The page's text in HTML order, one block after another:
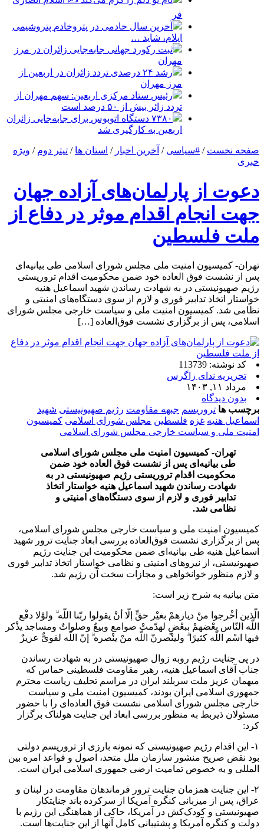
فر
آخرین سال خادمی در پتروخادم پتروشیمی
ایلام، شاید …
ثبت رکورد جهانی جابه‌جایی زائران در مرز
مهران
رشد ۲۴ درصدی تردد زائران در اربعین از
مرز مهران
رئیس ستاد مرکزی اربعین: سهم مهران از
تردد زائر بیش از ۵۰ درصد است
۷۳۸۰ دستگاه اتوبوس برای جابه‌جایی زائران
اربعین به‌ کارگیری شد
صفحه نخست / #سیاسی / آخرین اخبار / استان ها / تیتر دوم / ویژه
خبری
دعوت از پارلمان‌های آزاده جهان
جهت انجام اقدام موثر در دفاع از
ملت فلسطین
تهران- کمیسیون امنیت ملی مجلس شورای اسلامی طی بیانیه‌ای
پس از نشست فوق ‌العاده خود ضمن محکومیت اقدام تروریستی
رژیم صهیونیستی در به شهادت رساندن شهید اسماعیل هنیه
خواستار اتخاذ تدابیر فوری و لازم از سوی دستگاه‌های امنیتی و
نظامی شد. کمیسیون امنیت ملی و سیاست خارجی مجلس شورای
اسلامی، پس از برگزاری نشست فوق‌العاده […]
کد نوشته: 113739
تحریریه ندای زاگرس
مرداد ۱۱, ۱۴۰۳
بدون دیدگاه
برچسب ها تروریسم جبهه مقاومت رژیم صهیونیستی شهید
اسماعیل هنیه غزه فلسطین مجلس شورای اسلامی کمیسیون
امنیت ملی و سیاست خارجی مجلس شورای اسلامی
تهران- کمیسیون امنیت ملی مجلس شورای اسلامی
طی بیانیه‌ای پس از نشست فوق ‌العاده خود ضمن
محکومیت اقدام تروریستی رژیم صهیونیستی در به
شهادت رساندن شهید اسماعیل هنیه خواستار اتخاذ
تدابیر فوری و لازم از سوی دستگاه‌های امنیتی و
نظامی شد.
کمیسیون امنیت ملی و سیاست خارجی مجلس شورای اسلامی،
پس از برگزاری نشست فوق‌العاده بررسی ابعاد جنایت ترور شهید
اسماعیل هنیه طی بیانیه‌ای ضمن محکومیت این جنایت رژیم
صهیونیستی، از نیروهای امنیتی و نظامی خواستار اتخاذ تدابیر فوری
و لازم منظور خوانخواهی و مجازات سخت آن رژیم شد.
متن بیانیه به شرح زیر است:
الّذین أخْرجوا منْ دیارهمْ بغیْر حقٍّ إلّا أنْ یقولوا ربّنا اللّه ۗ ولوْلا دفْع
اللّه النّاس بعْضهمْ ببعْضٍ لهدّمتْ صوامع وبیعٌ وصلواتٌ ومساجد یذْکر
فیها اسْم اللّه کثیرًا ۗ ولینْصرنّ اللّه منْ ینْصره ۗ إنّ اللّه لقویٌّ عزیزٌ
در پی جنایت رژیم روبه زوال صهیونیستی در به شهادت رساندن
جناب آقای اسماعیل هنیه، رهبر مقاومت فلسطینی حماس که
میهمان عزیز ملت سربلند ایران در مراسم تحلیف ریاست محترم
جمهوری اسلامی ایران بودند، کمیسیون امنیت ملی و سیاست
خارجی مجلس شورای اسلامی نشست فوق العاده‌ای را با حضور
مسئولان ذیربط به منظور بررسی ابعاد این جنایت هولناک برگزار
کرد:
۱- این اقدام رژیم صهیونیستی که نمونه بارزی از تروریسم دولتی
بود نقض صریح منشور سازمان ملل متحد، اصول و قواعد امره بین
المللی و به خصوص تمامیت ارضی جمهوری اسلامی ایران است.
۲- این جنایت همزمان جنایت ترور فرماندهان مقاومت در لبنان و
عراق، پس از میزبانی کنگره آمریکا از سرکرده باند جنایتکار
صهیونیستی و کودک‌کش در آمریکا، حاکی از هماهنگی این رژیم با
دولت و کنگره آمریکا و پشتیبانی کامل آنها از این جنایت‌ها است.